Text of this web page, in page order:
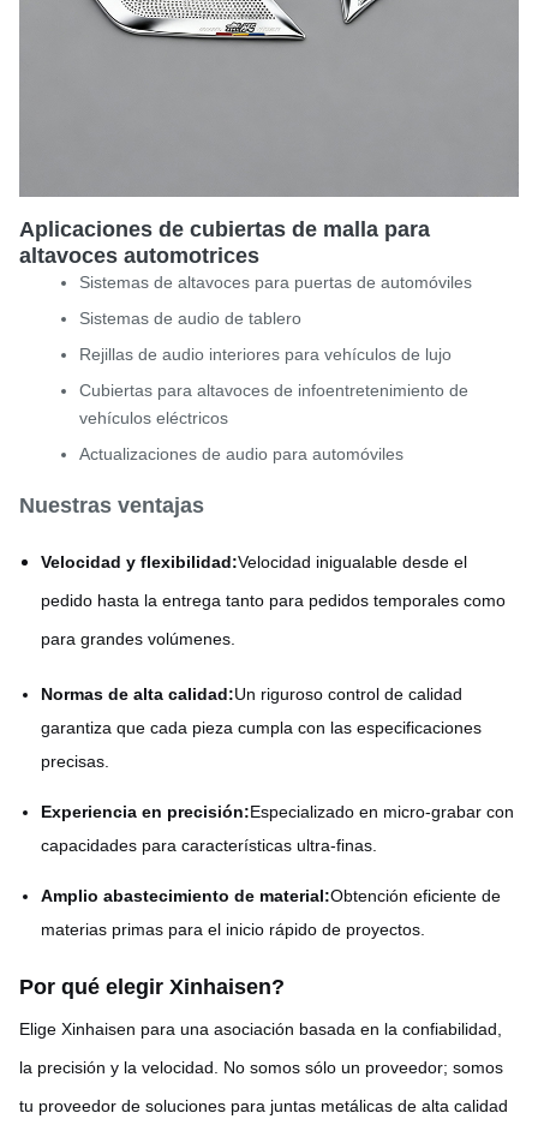
Aplicaciones de cubiertas de malla para
altavoces automotrices
Sistemas de altavoces para puertas de automóviles
Sistemas de audio de tablero
Rejillas de audio interiores para vehículos de lujo
Cubiertas para altavoces de infoentretenimiento de
vehículos eléctricos
Actualizaciones de audio para automóviles
Nuestras ventajas
Velocidad y flexibilidad:Velocidad inigualable desde el
pedido hasta la entrega tanto para pedidos temporales como
para grandes volúmenes.
Normas de alta calidad:Un riguroso control de calidad
garantiza que cada pieza cumpla con las especificaciones
precisas.
Experiencia en precisión:Especializado en micro-grabar con
capacidades para características ultra-finas.
Amplio abastecimiento de material:Obtención eficiente de
materias primas para el inicio rápido de proyectos.
Por qué elegir Xinhaisen?
Elige Xinhaisen para una asociación basada en la confiabilidad,
la precisión y la velocidad. No somos sólo un proveedor; somos
tu proveedor de soluciones para juntas metálicas de alta calidad